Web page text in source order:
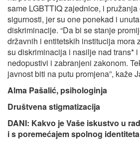
same LGBTTIQ zajednice, i
sigurnosti, jer su one ponekad i
diskriminacije. “Da bi se stanje
državnih i entitetskih institucija mora
su diskriminacija i nasilje nad trans*
nedopustivi i zabranjeni zakonom.
javnost biti na putu promjena”, kaže
Alma Pašalić, psihologinja
Društvena stigmatizacija
DANI: Kakvo je Vaše iskustvo u
i s poremećajem spolnog